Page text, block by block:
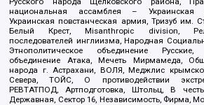
национальная ассамблея – Украинская
Украинская повстанческая армия, Тризуб им.
Белый Крест, Misanthropic division,
последователей инглиизма, Народная
Этнополитическое объединение
объединение Атака, Мечеть Мирмамеда,
народа г. Астрахани, ВОЛЯ, Меджлис
Севера, ТОЙС, О противодействии
РЕВТАТПОД, Артподготовка, Штольц, В
Державная, Сектор 16, Независимость, Фирма,